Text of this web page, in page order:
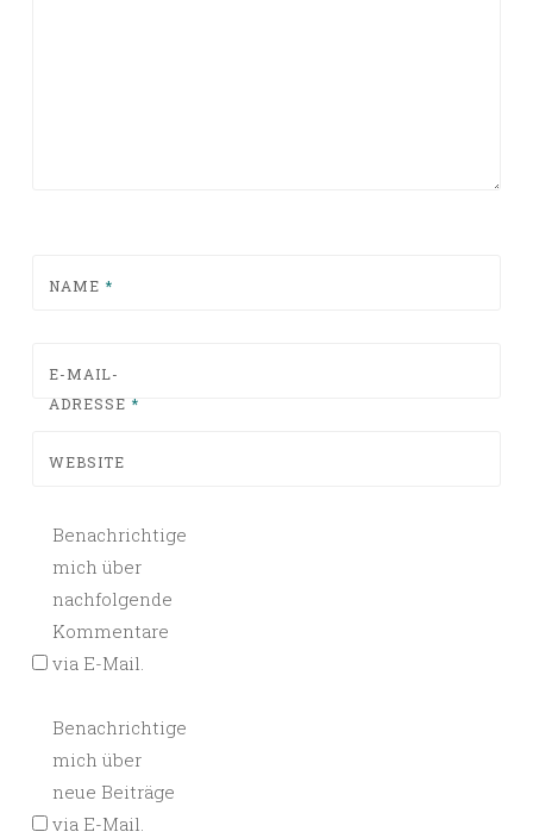
NAME *
E-MAIL-
ADRESSE *
WEBSITE
Benachrichtige
mich über
nachfolgende
Kommentare
via E-Mail.
Benachrichtige
mich über
neue Beiträge
via E-Mail.